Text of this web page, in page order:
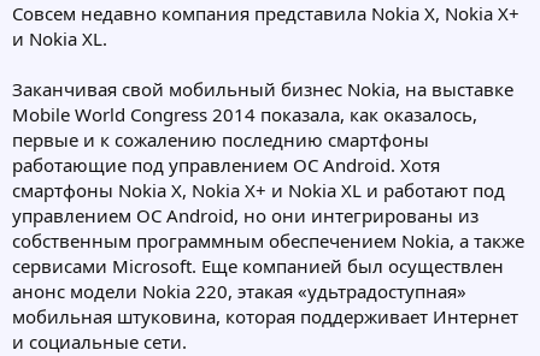
Совсем недавно компания представила Nokia X, Nokia X+
и Nokia XL.
Заканчивая свой мобильный бизнес Nokia, на выставке
Mobile World Congress 2014 показала, как оказалось,
первые и к сожалению последнию смартфоны
работающие под управлением ОС Android. Хотя
смартфоны Nokia X, Nokia X+ и Nokia XL и работают под
управлением ОС Android, но они интегрированы из
собственным программным обеспечением Nokia, а также
сервисами Microsoft. Еще компанией был осуществлен
анонс модели Nokia 220, этакая «удьтрадоступная»
мобильная штуковина, которая поддерживает Интернет
и социальные сети.